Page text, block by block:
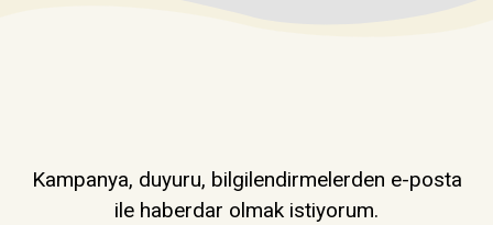
Kampanya, duyuru, bilgilendirmelerden e-posta
ile haberdar olmak istiyorum.